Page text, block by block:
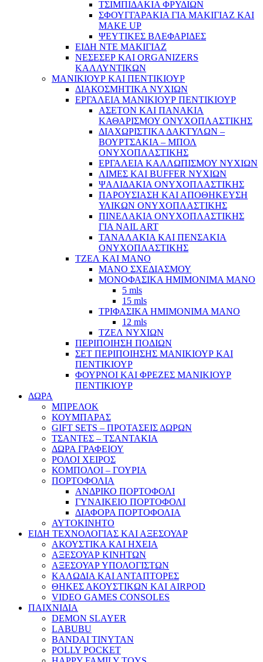
ΤΣΙΜΠΙΔΑΚΙΑ ΦΡΥΔΙΩΝ
ΣΦΟΥΓΓΑΡΑΚΙΑ ΓΙΑ ΜΑΚΙΓΙΑZ ΚΑΙ
MAKE UP
ΨΕΥΤΙΚΕΣ ΒΛΕΦΑΡΙΔΕΣ
ΕΙΔΗ ΝΤΕ ΜΑΚΙΓΙΑΖ
ΝΕΣΕΣΕΡ ΚΑΙ ORGANIZERS
ΚΑΛΛΥΝΤΙΚΩΝ
ΜΑΝΙΚΙΟΥΡ ΚΑΙ ΠΕΝΤΙΚΙΟΥΡ
ΔΙΑΚΟΣΜΗΤΙΚΑ ΝΥΧΙΩΝ
ΕΡΓΑΛΕΙΑ ΜΑΝΙΚΙΟΥΡ ΠΕΝΤΙΚΙΟΥΡ
ΑΣΕΤΟΝ ΚΑΙ ΠΑΝΑΚΙΑ
ΚΑΘΑΡΙΣΜΟΥ ΟΝΥΧΟΠΛΑΣΤΙΚΗΣ
ΔΙΑΧΩΡΙΣΤΙΚΑ ΔΑΚΤΥΛΩΝ –
ΒΟΥΡΤΣΑΚΙΑ – ΜΠΟΛ
ΟΝΥΧΟΠΛΑΣΤΙΚΗΣ
ΕΡΓΑΛΕΙΑ ΚΑΛΛΩΠΙΣΜΟΥ ΝΥΧΙΩΝ
ΛΙΜΕΣ ΚΑΙ BUFFER ΝΥΧΙΩΝ
ΨΑΛΙΔΑΚΙΑ ΟΝΥΧΟΠΛΑΣΤΙΚΗΣ
ΠΑΡΟΥΣΙΑΣΗ ΚΑΙ ΑΠΟΘΗΚΕΥΣΗ
ΥΛΙΚΩΝ ΟΝΥΧΟΠΛΑΣΤΙΚΗΣ
ΠΙΝΕΛΑΚΙΑ ΟΝΥΧΟΠΛΑΣΤΙΚΗΣ
ΓΙΑ NAIL ART
ΤΑΝΑΛΑΚΙΑ ΚΑΙ ΠΕΝΣΑΚΙΑ
ΟΝΥΧΟΠΛΑΣΤΙΚΗΣ
ΤΖΕΛ ΚΑΙ ΜΑΝΟ
ΜΑΝΟ ΣΧΕΔΙΑΣΜΟΥ
ΜΟΝΟΦΑΣΙΚΑ ΗΜΙΜΟΝΙΜΑ ΜΑΝΟ
5 mls
15 mls
ΤΡΙΦΑΣΙΚΑ ΗΜΙΜΟΝΙΜΑ ΜΑΝΟ
12 mls
ΤΖΕΛ ΝΥΧΙΩΝ
ΠΕΡΙΠΟΙΗΣΗ ΠΟΔΙΩΝ
ΣΕΤ ΠΕΡΙΠΟΙΗΣΗΣ ΜΑΝΙΚΙΟΥΡ ΚΑΙ
ΠΕΝΤΙΚΙΟΥΡ
ΦΟΥΡΝΟΙ ΚΑΙ ΦΡΕΖΕΣ ΜΑΝΙΚΙΟΥΡ
ΠΕΝΤΙΚΙΟΥΡ
ΔΩΡΑ
ΜΠΡΕΛΟΚ
ΚΟΥΜΠΑΡΑΣ
GIFT SETS – ΠΡΟΤΑΣΕΙΣ ΔΩΡΩΝ
ΤΣΑΝΤΕΣ – ΤΣΑΝΤΑΚΙΑ
ΔΩΡΑ ΓΡΑΦΕΙΟΥ
ΡΟΛΟΙ ΧΕΙΡΟΣ
ΚΟΜΠΟΛΟΙ – ΓΟΥΡΙΑ
ΠΟΡΤΟΦΟΛΙΑ
ΑΝΔΡΙΚΟ ΠΟΡΤΟΦΟΛΙ
ΓΥΝΑΙΚΕΙΟ ΠΟΡΤΟΦΟΛΙ
ΔΙΑΦΟΡΑ ΠΟΡΤΟΦΟΛΙΑ
ΑΥΤΟΚΙΝΗΤΟ
ΕΙΔΗ ΤΕΧΝΟΛΟΓΙΑΣ ΚΑΙ ΑΞΕΣΟΥΑΡ
ΑΚΟΥΣΤΙΚΑ ΚΑΙ ΗΧΕΙΑ
ΑΞΕΣΟΥΑΡ ΚΙΝΗΤΩΝ
ΑΞΕΣΟΥΑΡ ΥΠΟΛΟΓΙΣΤΩΝ
ΚΑΛΩΔΙΑ ΚΑΙ ΑΝΤΑΠΤΟΡΕΣ
ΘΗΚΕΣ ΑΚΟΥΣΤΙΚΩΝ ΚΑΙ AIRPOD
VIDEO GAMES CONSOLES
ΠΑΙΧΝΙΔΙΑ
DEMON SLAYER
LABUBU
BANDAI TINYTAN
POLLY POCKET